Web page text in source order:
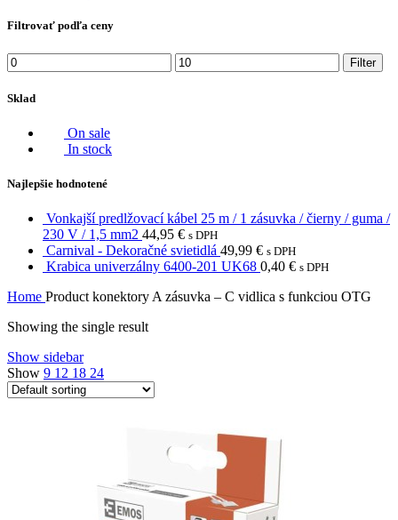
Filtrovať podľa ceny
Min
price
Max
price
Filter
Sklad
On sale
In stock
Najlepšie hodnotené
Vonkajší predlžovací kábel 25 m / 1 zásuvka / čierny / guma /
230 V / 1,5 mm2 44,95 € s DPH
Carnival - Dekoračné svietidlá 49,99 € s DPH
Krabica univerzálny 6400-201 UK68 0,40 € s DPH
Home Product konektory A zásuvka – C vidlica s funkciou OTG
Showing the single result
Show sidebar
Show 9 12 18 24